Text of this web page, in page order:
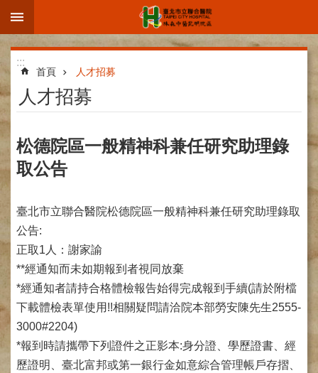
跳到主要內容區塊
進
階
尋
院
簡
介
部
科
紹
路
掛
號
:::
首頁 人才招募
人才招募
松德院區一般精神科兼任研究助理錄
取公告
臺北市立聯合醫院松德院區一般精神科兼任研究助理錄取
公告:
正取1人：謝家諭
**經通知而未如期報到者視同放棄
*經通知者請持合格體檢報告始得完成報到手續(請於附檔
下載體檢表單使用!!相關疑問請洽院本部勞安陳先生2555-
3000#2204)
*報到時請攜帶下列證件之正影本:身分證、學歷證書、經
歷證明、臺北富邦或第一銀行金如意綜合管理帳戶存摺、